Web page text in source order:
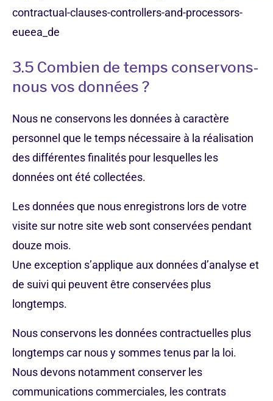
contractual-clauses-controllers-and-processors-
eueea_de
3.5 Combien de temps conservons-
nous vos données ?
Nous ne conservons les données à caractère
personnel que le temps nécessaire à la réalisation
des différentes finalités pour lesquelles les
données ont été collectées.
Les données que nous enregistrons lors de votre
visite sur notre site web sont conservées pendant
douze mois.
Une exception s’applique aux données d’analyse et
de suivi qui peuvent être conservées plus
longtemps.
Nous conservons les données contractuelles plus
longtemps car nous y sommes tenus par la loi.
Nous devons notamment conserver les
communications commerciales, les contrats